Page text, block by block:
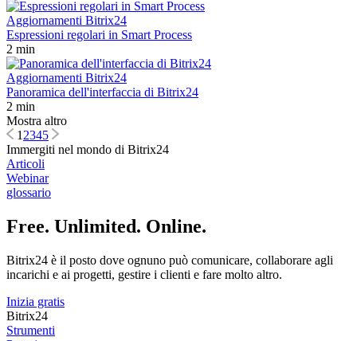
Aggiornamenti Bitrix24
Espressioni regolari in Smart Process
2 min
Aggiornamenti Bitrix24
Panoramica dell'interfaccia di Bitrix24
2 min
Mostra altro
12345
Immergiti nel mondo di Bitrix24
Articoli
Webinar
glossario
Free. Unlimited. Online.
Bitrix24 è il posto dove ognuno può comunicare, collaborare agli
incarichi e ai progetti, gestire i clienti e fare molto altro.
Inizia gratis
Bitrix24
Strumenti